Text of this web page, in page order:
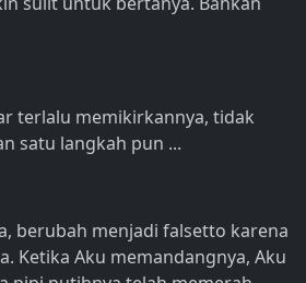
terlalu memikirkannya, tidak
satu langkah pun ...
berubah menjadi falsetto karena
Ketika Aku memandangnya, Aku